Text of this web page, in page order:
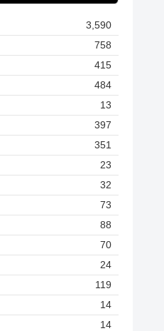
3,590
758
415
484
13
397
351
23
32
73
88
70
24
119
14
14